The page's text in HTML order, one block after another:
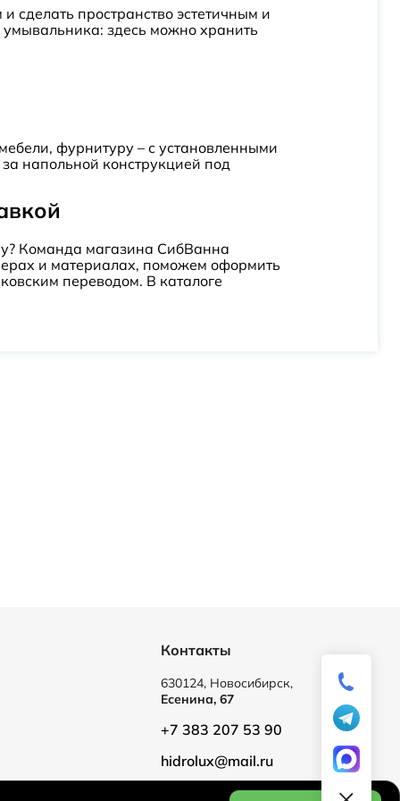
сделать пространство эстетичным и
здесь можно хранить
фурнитуру – с установленными
напольной конструкцией под
Команда магазина СибВанна
и материалах, поможем оформить
переводом. В каталоге
Контакты
630124, Новосибирск,
Есенина, 67
+7 383 207 53 90
hidrolux@mail.ru